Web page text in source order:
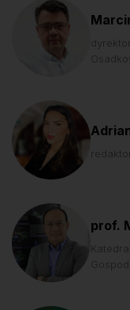
prof.